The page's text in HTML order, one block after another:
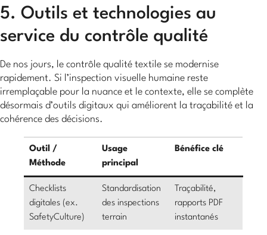
5. Outils et technologies au
service du contrôle qualité
De nos jours, le contrôle qualité textile se modernise
rapidement. Si l’inspection visuelle humaine reste
irremplaçable pour la nuance et le contexte, elle se complète
désormais d’outils digitaux qui améliorent la traçabilité et la
cohérence des décisions.
Outil /
Méthode
Usage
principal
Bénéfice clé
Checklists
digitales (ex.
SafetyCulture)
Standardisation
des inspections
terrain
Traçabilité,
rapports PDF
instantanés